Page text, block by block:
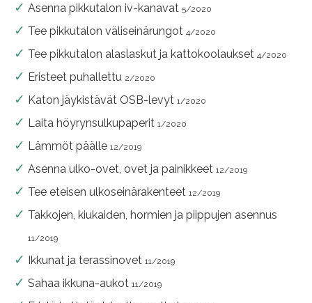
Asenna pikkutalon iv-kanavat 5/2020
Tee pikkutalon väliseinärungot 4/2020
Tee pikkutalon alaslaskut ja kattokoolaukset 4/2020
Eristeet puhallettu 2/2020
Katon jäykistävät OSB-levyt 1/2020
Laita höyrynsulkupaperit 1/2020
Lämmöt päälle 12/2019
Asenna ulko-ovet, ovet ja painikkeet 12/2019
Tee eteisen ulkoseinärakenteet 12/2019
Takkojen, kiukaiden, hormien ja piippujen asennus
11/2019
Ikkunat ja terassinovet 11/2019
Sahaa ikkuna-aukot 11/2019